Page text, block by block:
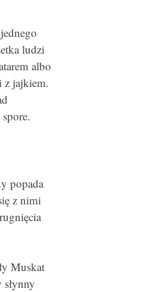
ludzi
albo
z jajkiem.
popada
z nimi
Muskat